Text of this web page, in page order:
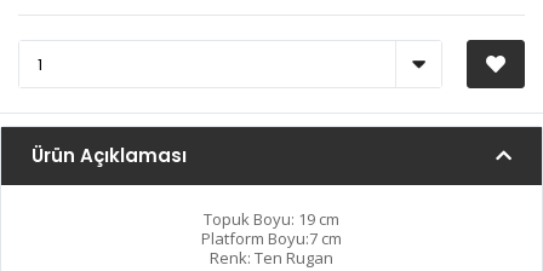
Ürün Açıklaması
Topuk Boyu: 19 cm
Platform Boyu:7 cm
Renk: Ten Rugan